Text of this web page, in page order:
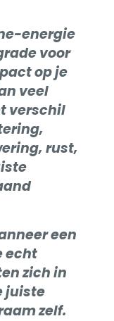
energie
voor
op je
veel
verschil
rust,
een
echt
zich in
juiste
zelf.